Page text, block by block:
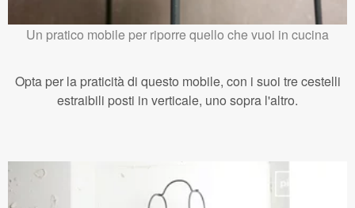
Un pratico mobile per riporre quello che vuoi in cucina
Opta per la praticità di questo mobile, con i suoi tre cestelli
estraibili posti in verticale, uno sopra l'altro.